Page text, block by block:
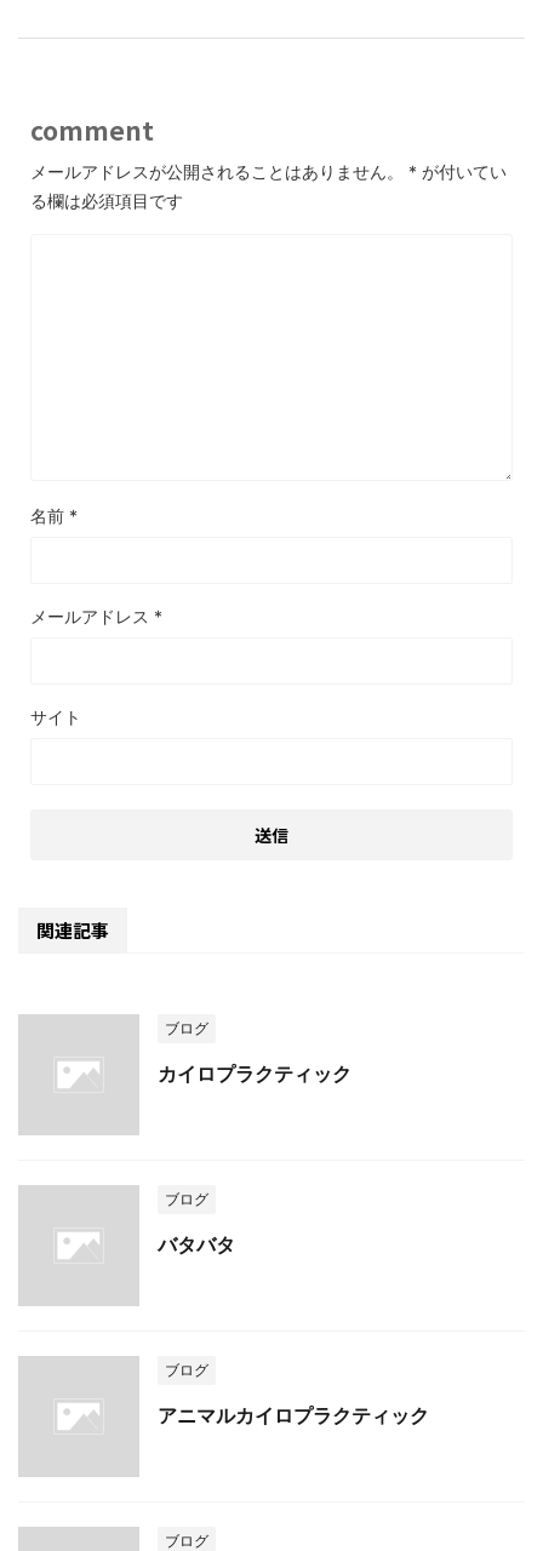
k
comment
メールアドレスが公開されることはありません。 * が付いてい
る欄は必須項目です
名前 *
メールアドレス *
サイト
関連記事
ブログ
カイロプラクティック
ブログ
バタバタ
ブログ
アニマルカイロプラクティック
ブログ